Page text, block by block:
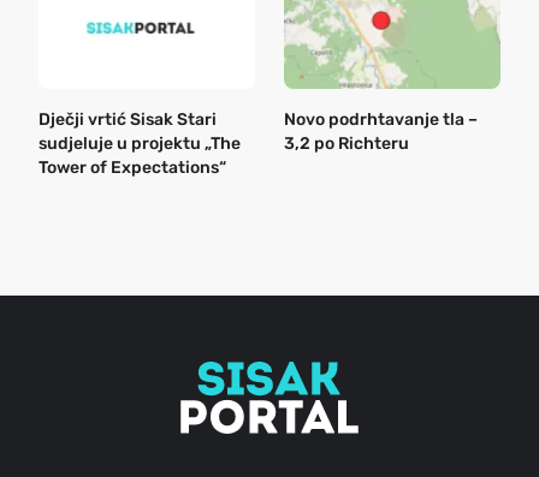
Dječji vrtić Sisak Stari
sudjeluje u projektu „The
Tower of Expectations“
Novo podrhtavanje tla –
3,2 po Richteru